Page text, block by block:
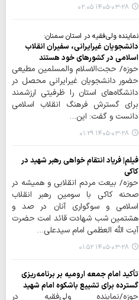
۱۴۰۵-۰۳-۲۸ ۰۲:۰۵
نماینده ولی‌فقیه در استان سمنان:
دانشجویان غیرایرانی، سفیران انقلاب
اسلامی در کشورهای خود هستند
حوزه/ حجت‌الاسلام والمسلمین مطیعی
حضور دانشجویان غیرایرانی محصل در
دانشگاه‌های استان را ظرفیتی ارزشمند
برای گسترش فرهنگ انقلاب اسلامی
دانست و گفت: این…
۱۴۰۵-۰۳-۲۸ ۰۱:۲۹
فیلم| فریاد انتقام خواهی رهبر شهید در
کاکی
حوزه/ بیعت مردم انقلابی و همیشه در
صحنه کاکی با سومین رهبر انقلاب
اسلامی و سوگواری آنان در صد و
هشتمین شب شهادت قائد امت حضرت
آیت الله العظمی امام سیدعلی…
۱۴۰۵-۰۳-۲۸ ۰۱:۵۲
تأکید امام جمعه ارومیه بر برنامه‌ریزی
گسترده برای تشییع باشکوه امام شهید
حوزه/نماینده ولی‌فقیه در